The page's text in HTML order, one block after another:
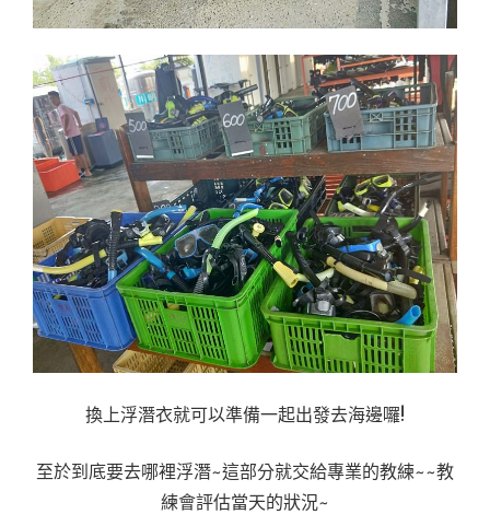
換上浮潛衣就可以準備一起出發去海邊囉!
至於到底要去哪裡浮潛~這部分就交給專業的教練~~教
練會評估當天的狀況~